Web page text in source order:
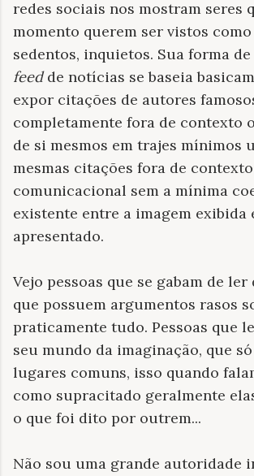
redes sociais nos mostram seres
momento querem ser vistos
sedentos, inquietos. Sua forma
feedde notícias se baseia
expor citações de autores
completamente fora de contexto
de si mesmos em trajes mínimos
mesmas citações fora de
comunicacional sem a mínima
existente entre a imagem exibida
apresentado.
Vejo pessoas que se gabam de ler
que possuem argumentos rasos
praticamente tudo. Pessoas que
seu mundo da imaginação, que
lugares comuns, isso quando
como supracitado geralmente
o que foi dito por outrem...
Não sou uma grande autoridade